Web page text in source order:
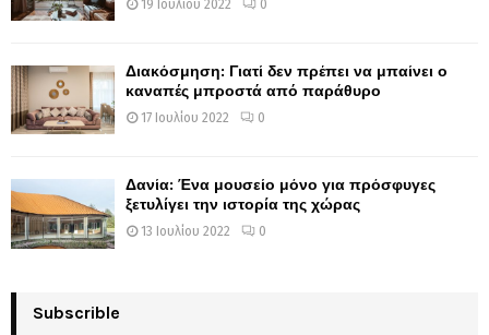
19 Ιουλίου 2022 0
Διακόσμηση: Γιατί δεν πρέπει να μπαίνει ο
καναπές μπροστά από παράθυρο
17 Ιουλίου 2022 0
Δανία: Ένα μουσείο μόνο για πρόσφυγες
ξετυλίγει την ιστορία της χώρας
13 Ιουλίου 2022 0
Subscrible